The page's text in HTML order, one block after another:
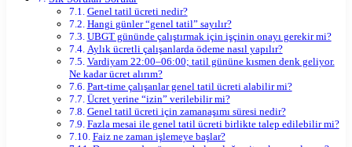
Genel tatil ücreti nedir?
Hangi günler “genel tatil” sayılır?
UBGT gününde çalıştırmak için işçinin onayı gerekir mi?
Aylık ücretli çalışanlarda ödeme nasıl yapılır?
Vardiyam 22:00–06:00; tatil gününe kısmen denk geliyor.
Ne kadar ücret alırım?
Part-time çalışanlar genel tatil ücreti alabilir mi?
Ücret yerine “izin” verilebilir mi?
Genel tatil ücreti için zamanaşımı süresi nedir?
Fazla mesai ile genel tatil ücreti birlikte talep edilebilir mi?
Faiz ne zaman işlemeye başlar?